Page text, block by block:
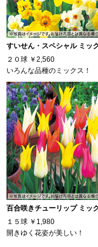
すいせん・スペシャル ミッ
２０球 ￥2,560
いろんな品種のミックス！
百合咲きチューリップ ミッ
１５球 ￥1,980
開きゆく花姿が美しい！